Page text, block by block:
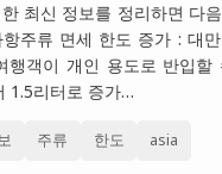
최신 정보를 정리하면 다
주류 면세 한도 증가 : 대
행객이 개인 용도로 반입할
1.5리터로 증가…
주류 한도 asia